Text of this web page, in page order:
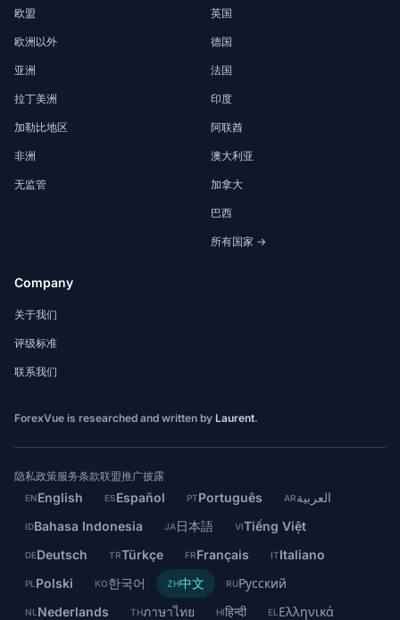
欧盟
欧洲以外
亚洲
拉丁美洲
加勒比地区
非洲
无监管
英国
德国
法国
印度
阿联酋
澳大利亚
加拿大
巴西
所有国家 →
Company
关于我们
评级标准
联系我们
ForexVue is researched and written by Laurent.
隐私政策服务条款联盟推广披露
ENEnglish ESEspañol PTPortuguês ARالعربية
IDBahasa Indonesia JA日本語 VITiếng Việt
DEDeutsch TRTürkçe FRFrançais ITItaliano
PL Polski KO한국어 ZH中文 RUРусский
NL Nederlands THภาษาไทย HIहिन्दी EL Ελληνικά